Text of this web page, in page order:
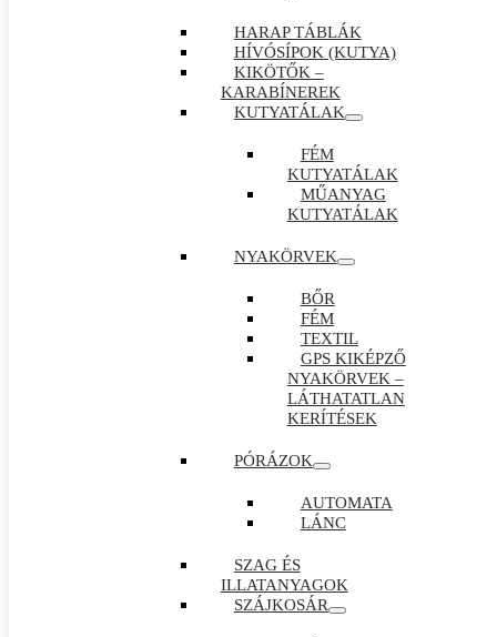
HARAP TÁBLÁK
HÍVÓSÍPOK (KUTYA)
KIKÖTŐK –
KARABÍNEREK
KUTYATÁLAK
FÉM
KUTYATÁLAK
MŰANYAG
KUTYATÁLAK
NYAKÖRVEK
BŐR
FÉM
TEXTIL
GPS KIKÉPZŐ
NYAKÖRVEK –
LÁTHATATLAN
KERÍTÉSEK
PÓRÁZOK
AUTOMATA
LÁNC
SZAG ÉS
ILLATANYAGOK
SZÁJKOSÁR